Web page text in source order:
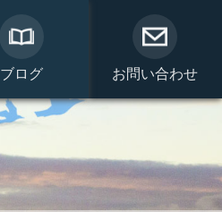
ブログ お問い合わせ